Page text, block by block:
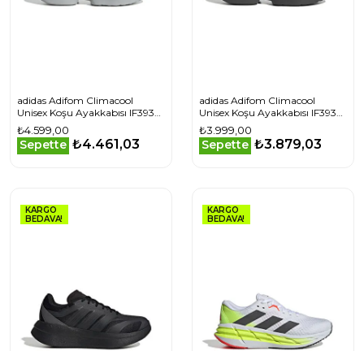
adidas Adifom Climacool
Unisex Koşu Ayakkabısı IF3935
Gri
₺4.599,00
Sepette ₺4.461,03
adidas Adifom Climacool
Unisex Koşu Ayakkabısı IF3938
Gri
₺3.999,00
Sepette ₺3.879,03
KARGO
BEDAVA!
KARGO
BEDAVA!